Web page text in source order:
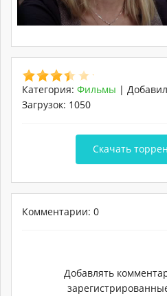
Категория: Фильмы | Добавил
Загрузок: 1050
Скачать
Комментарии: 0
Добавлять